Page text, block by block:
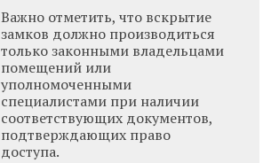
Важно отметить, что вскрытие
замков должно производиться
только законными владельцами
помещений или
уполномоченными
специалистами при наличии
соответствующих документов,
подтверждающих право
доступа.